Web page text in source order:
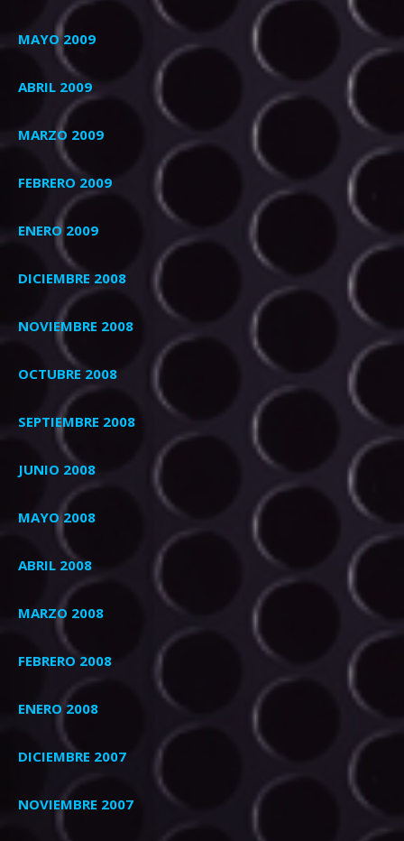
MAYO 2009
ABRIL 2009
MARZO 2009
FEBRERO 2009
ENERO 2009
DICIEMBRE 2008
NOVIEMBRE 2008
OCTUBRE 2008
SEPTIEMBRE 2008
JUNIO 2008
MAYO 2008
ABRIL 2008
MARZO 2008
FEBRERO 2008
ENERO 2008
DICIEMBRE 2007
NOVIEMBRE 2007